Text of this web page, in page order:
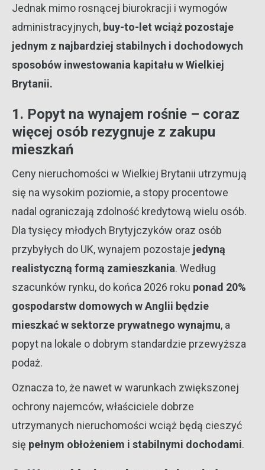
Jednak mimo rosnącej biurokracji i wymogów
administracyjnych, buy-to-let wciąż pozostaje
jednym z najbardziej stabilnych i dochodowych
sposobów inwestowania kapitału w Wielkiej
Brytanii.
1. Popyt na wynajem rośnie – coraz
więcej osób rezygnuje z zakupu
mieszkań
Ceny nieruchomości w Wielkiej Brytanii utrzymują
się na wysokim poziomie, a stopy procentowe
nadal ograniczają zdolność kredytową wielu osób.
Dla tysięcy młodych Brytyjczyków oraz osób
przybyłych do UK, wynajem pozostaje jedyną
realistyczną formą zamieszkania. Według
szacunków rynku, do końca 2026 roku ponad 20%
gospodarstw domowych w Anglii będzie
mieszkać w sektorze prywatnego wynajmu, a
popyt na lokale o dobrym standardzie przewyższa
podaż.
Oznacza to, że nawet w warunkach zwiększonej
ochrony najemców, właściciele dobrze
utrzymanych nieruchomości wciąż będą cieszyć
się pełnym obłożeniem i stabilnymi dochodami.